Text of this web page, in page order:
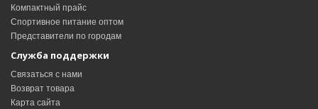
Компактный прайс
Спортивное питание оптом
Представители по городам
Служба поддержки
Связаться с нами
Возврат товара
Карта сайта